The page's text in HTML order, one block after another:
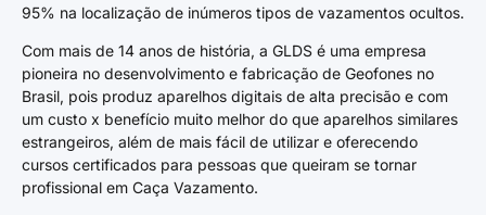
95% na localização de inúmeros tipos de vazamentos ocultos.
Com mais de 14 anos de história, a GLDS é uma empresa
pioneira no desenvolvimento e fabricação de Geofones no
Brasil, pois produz aparelhos digitais de alta precisão e com
um custo x benefício muito melhor do que aparelhos similares
estrangeiros, além de mais fácil de utilizar e oferecendo
cursos certificados para pessoas que queiram se tornar
profissional em Caça Vazamento.